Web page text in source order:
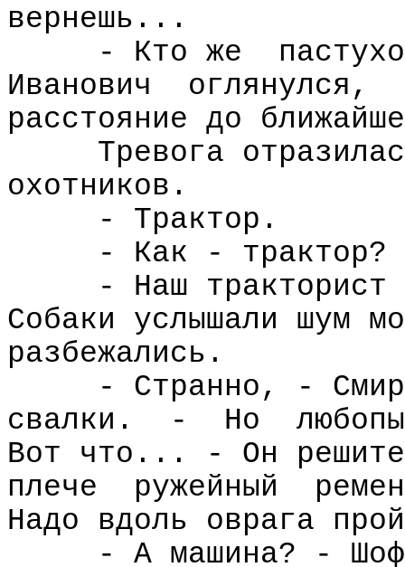
вернешь...
- Кто же
Иванович
оглянулся,
расстояние до
Тревога
охотников.
- Трактор.
- Как - трактор?
- Наш тракторист
Собаки услышали шум
разбежались.
- Странно, -
свалки.
- Но
Вот что... - Он
плече
ружейный
Надо вдоль оврага
- А машина? -